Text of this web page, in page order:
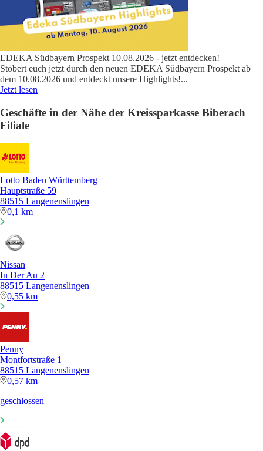
EDEKA Südbayern Prospekt 10.08.2026 - jetzt entdecken!
Stöbert euch jetzt durch den neuen EDEKA Südbayern Prospekt ab
dem 10.08.2026 und entdeckt unsere Highlights!...
Jetzt lesen
Geschäfte in der Nähe der Kreissparkasse Biberach
Filiale
Lotto Baden Württemberg
Hauptstraße 59
88515 Langenenslingen
0,1 km
Nissan
In Der Au 2
88515 Langenenslingen
0,55 km
Penny
Montfortstraße 1
88515 Langenenslingen
0,57 km
geschlossen